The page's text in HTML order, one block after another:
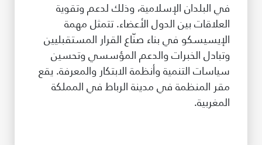
في البلدان الإسلامية، وذلك لدعم وتقوية
العلاقات بين الدول الأعضاء. تتمثل مهمة
الإيسيسكو في بناء صنّاع القرار المستقبليين
وتبادل الخبرات والدعم المؤسسي وتحسين
سياسات التنمية وأنظمة الابتكار والمعرفة. يقع
مقر المنظمة في مدينة الرباط في المملكة
المغربية.